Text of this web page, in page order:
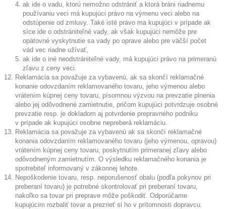
ak ide o vadu, ktorú nemožno odstrániť a ktorá bráni riadnemu
používaniu veci má kupujúci právo na výmenu veci alebo na
odstúpenie od zmluvy. Také isté právo ma kupujúci v prípade ak
síce ide o odstrániteľné vady, ak však kupujúci nemôže pre
opätovné vyskytnutie sa vady po oprave alebo pre väčší počet
vád vec riadne užívať,
ak ide o iné neodstrániteľné vady, má kupujúci právo na primeranú
zľavu z ceny veci.
Reklamácia sa považuje za vybavenú, ak sa skončí reklamačné
konanie odovzdaním reklamovaného tovaru, jeho výmenou alebo
vrátením kúpnej ceny tovaru, písomnou výzvou na prevzatie plnenia
alebo jej odôvodnené zamietnutie, pričom kupujúci potvrdzuje osobné
prevzatie resp. je dokladom aj potvrdenie prepravného podniku
v prípade ak kupujúci osobne nepreberá reklamáciu.
Reklamácia sa považuje za vybavenú ak sa skončí reklamačné
konania odovzdaním reklamovaného tovaru (jeho výmenou, opravou)
vrátením kúpnej ceny tovaru, poskytnutím primeranej zľavy alebo
odôvodneným zamietnutím. O výsledku reklamačného konania je
spotrebiteľ informovaný v zákonnej lehote.
Nepoškodenie tovaru, resp. neporušenosť obalu (podľa pokynov pri
preberaní tovaru) je potrebné skontrolovať pri preberaní tovaru,
nakoľko sa tovar pri preprave môže poškodiť. Odporúčame
kupujúcim rozbaliť tovar a prezrieť si ho v prítomnosti dopravcu.